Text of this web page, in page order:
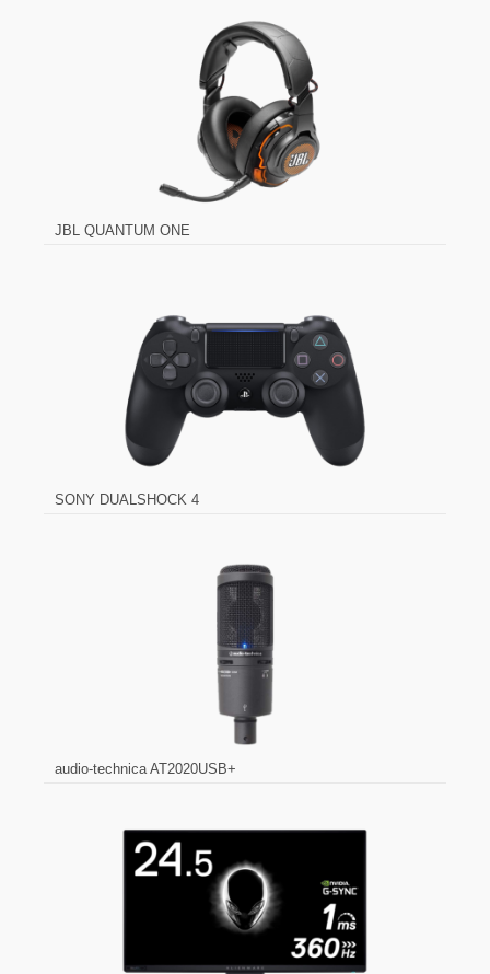
JBL QUANTUM ONE
SONY DUALSHOCK 4
audio-technica AT2020USB+